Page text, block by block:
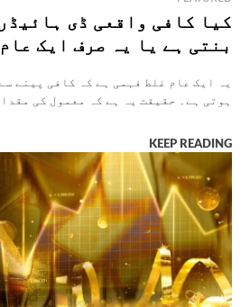
کیا کافی واقعی ڈی
بنتی ہے یا یہ صرف ایک
یہ ایک عام غلط فہمی ہے کہ کافی پینے
ہوتی ہے۔ حقیقت یہ ہے کہ معمول کی
KEEP READING